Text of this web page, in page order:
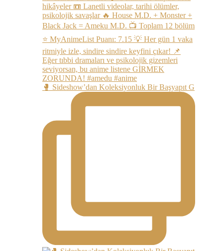
🥊 Sideshow’dan Koleksiyonluk Bir Başyapıt G